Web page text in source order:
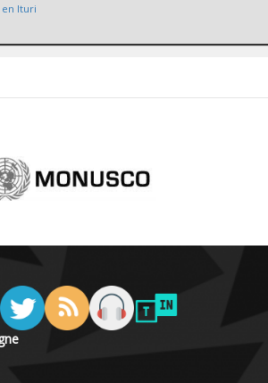
en Ituri